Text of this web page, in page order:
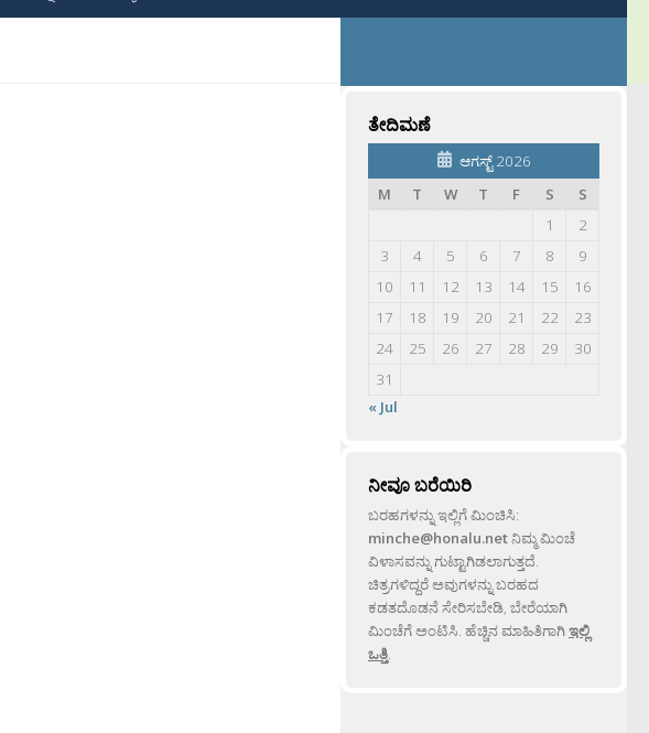
ತೇದಿಮಣೆ
ಆಗಸ್ಟ್ 2026
M
T W T F S
S
1
2
3
4 5 6 7 8
9
10
11 12 13 14 15
16
17
18 19 20 21 22
23
24
25 26 27 28 29
30
31
« Jul
ನೀವೂ ಬರೆಯಿರಿ
ಬರಹಗಳನ್ನು ಇಲ್ಲಿಗೆ ಮಿಂಚಿಸಿ:
minche@honalu.netನಿಮ್ಮ ಮಿಂಚೆ
ವಿಳಾಸವನ್ನು ಗುಟ್ಟಾಗಿಡಲಾಗುತ್ತದೆ.
ಚಿತ್ರಗಳಿದ್ದರೆ ಅವುಗಳನ್ನು ಬರಹದ
ಕಡತದೊಡನೆ ಸೇರಿಸಬೇಡಿ, ಬೇರೆಯಾಗಿ
ಮಿಂಚೆಗೆ ಅಂಟಿಸಿ. ಹೆಚ್ಚಿನ ಮಾಹಿತಿಗಾಗಿಇಲ್ಲಿ
ಒತ್ತಿ.